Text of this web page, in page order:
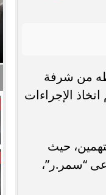
من شرفة
الإجراءات
حيث
“سمر.ر”،